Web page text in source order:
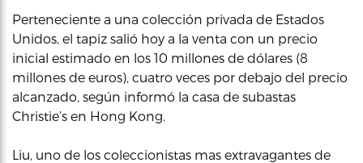
Perteneciente a una colección privada de Estados
Unidos, el tapiz salió hoy a la venta con un precio
inicial estimado en los 10 millones de dólares (8
millones de euros), cuatro veces por debajo del precio
alcanzado, según informó la casa de subastas
Christie’s en Hong Kong.
Liu, uno de los coleccionistas mas extravagantes de